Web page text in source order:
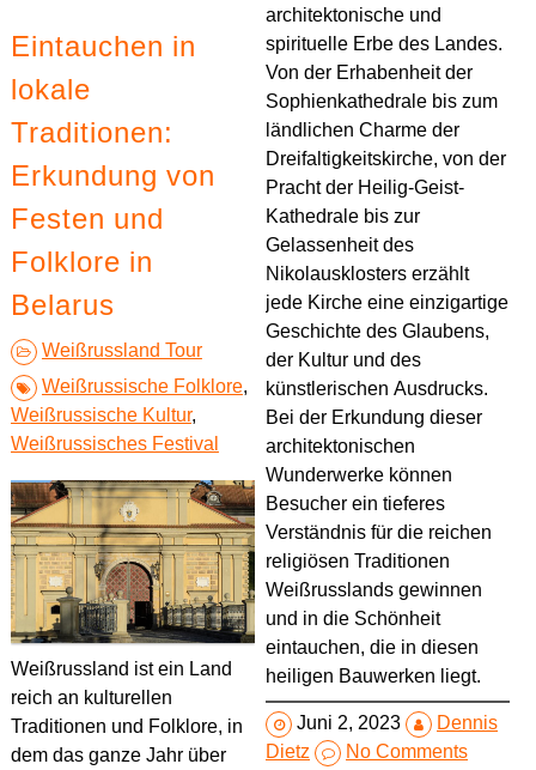
architektonische und
spirituelle Erbe des Landes.
Von der Erhabenheit der
Sophienkathedrale bis zum
ländlichen Charme der
Dreifaltigkeitskirche, von der
Pracht der Heilig-Geist-
Kathedrale bis zur
Gelassenheit des
Nikolausklosters erzählt
jede Kirche eine einzigartige
Geschichte des Glaubens,
der Kultur und des
künstlerischen Ausdrucks.
Bei der Erkundung dieser
architektonischen
Wunderwerke können
Besucher ein tieferes
Verständnis für die reichen
religiösen Traditionen
Weißrusslands gewinnen
und in die Schönheit
eintauchen, die in diesen
heiligen Bauwerken liegt.
Juni 2, 2023
Dennis
Dietz
No Comments
Eintauchen in
lokale
Traditionen:
Erkundung von
Festen und
Folklore in
Belarus
Weißrussland Tour
Weißrussische Folklore,
Weißrussische Kultur,
Weißrussisches Festival
Weißrussland ist ein Land
reich an kulturellen
Traditionen und Folklore, in
dem das ganze Jahr über